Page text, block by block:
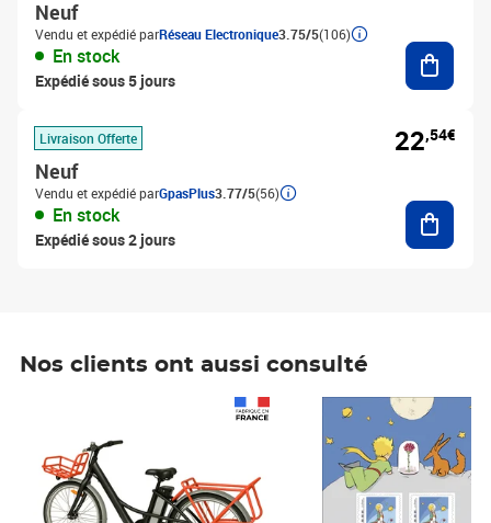
Neuf
Vendu et expédié parRéseau Electronique3.75/5(106)
En stock
Expédié sous 5 jours
Livraison Offerte
Neuf
Vendu et expédié parGpasPlus3.77/5(56)
En stock
Expédié sous 2 jours
22,54€
Nos clients ont aussi consulté
Prix 7,50€